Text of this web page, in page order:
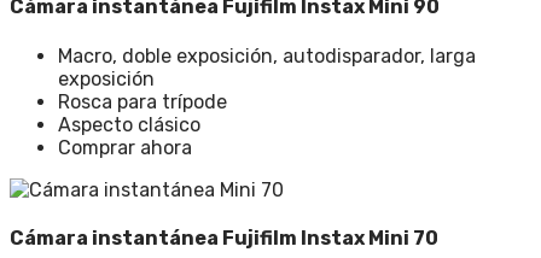
Cámara instantánea Fujifilm Instax Mini 90
Macro, doble exposición, autodisparador, larga
exposición
Rosca para trípode
Aspecto clásico
Comprar ahora
Cámara instantánea Fujifilm Instax Mini 70